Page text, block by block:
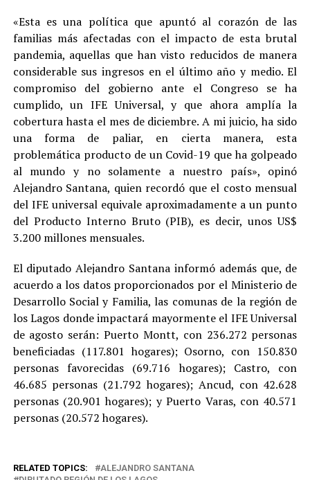
«Esta es una política que apuntó al corazón de las
familias más afectadas con el impacto de esta brutal
pandemia, aquellas que han visto reducidos de manera
considerable sus ingresos en el último año y medio. El
compromiso del gobierno ante el Congreso se ha
cumplido, un IFE Universal, y que ahora amplía la
cobertura hasta el mes de diciembre. A mi juicio, ha sido
una forma de paliar, en cierta manera, esta
problemática producto de un Covid-19 que ha golpeado
al mundo y no solamente a nuestro país», opinó
Alejandro Santana, quien recordó que el costo mensual
del IFE universal equivale aproximadamente a un punto
del Producto Interno Bruto (PIB), es decir, unos US$
3.200 millones mensuales.
El diputado Alejandro Santana informó además que, de
acuerdo a los datos proporcionados por el Ministerio de
Desarrollo Social y Familia, las comunas de la región de
los Lagos donde impactará mayormente el IFE Universal
de agosto serán: Puerto Montt, con 236.272 personas
beneficiadas (117.801 hogares); Osorno, con 150.830
personas favorecidas (69.716 hogares); Castro, con
46.685 personas (21.792 hogares); Ancud, con 42.628
personas (20.901 hogares); y Puerto Varas, con 40.571
personas (20.572 hogares).
RELATED TOPICS:
ALEJANDRO SANTANA